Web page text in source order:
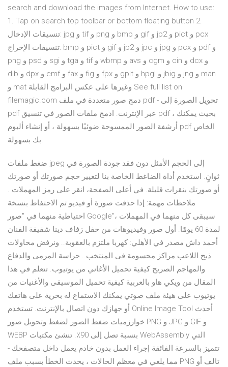
search and download the images from Internet. How to use:
1. Tap on search top toolbar or bottom floating button 2.
تنسيقات الإدخال: jpg و tif و png و bmp و gif و jp2 و pict و pcx
تنسيقات الإخراج: bmp و pict و gif و jp2 و jpc و jpg و pcx و pdf و
png و psd و sgi و tga و tif و wbmp و avs و cgm و cin و dcx و
dib و dpx و emf و fax و fig و fpx و gplt و hpgl و jbig و jng و man
و mat وغيرها على عكس البرامج القابلة See full list on
filemagic.com دمج صور متعددة في ملف pdf - تحويل الصورة إلى
pdf عبر الإنترنت. ادمج ملفات الصور في تنسيق pdf ، بحيث يمكنك
أرشفة الصور الممسوحة ضوئيًا بسهولة ، أو إنشاء ألبوم pdf الخاص
بك بسهولة.
ضغط ملفات jpeg إلى الحجم الأمثل دون فقد جودة الصورة في
ثوانٍ. استخدم أداة الضاغط الخاصة بنا لتغيير حجم صورتك أو صورتك
أو صورتك بنقرات قليلة. في أعلى الصفحة، انقر على رمز المهملات .
ملاحظات مهمة: إذا حذفت صورة أو فيديو تم الاحتفاظ بنسخة
احتياطية منهما في "صور Google"، سيبقى كل منهما في المهملات
لمدة 60 يومًا. أول صور وفيديوهات من حفل زفاف دينا شقيقة الفنان
أحمد داش مصدر في الأهلي: كهربا ملتزم بالعقوبة.. ونرفض محاولات
ذبح اللاعب مراكز محسومة فى المنتخب.. حراسة المرمى والدفاع
والمهاجم الصريح كيفية تحميل الأغاني من يوتيوب. تتعلم في هذا
المقال من ويكي هاو بالعربية كيفية تحميل الموسيقى والأغنيات من
يوتيوب على هيئة ملف صوتي يمكنك الاستماع له بحرية على هاتفك
أو جهازك دون اتصال بالإنترنت. تستخدم Online Image Tool أحدث
خوارزميات ضغط الصور لضغط وتحويل صور PNG و JPG و GIF و
WEBP بنسبة تصل إلى 90٪. تنشئ مكتبات WebAssembly التي
تتميز بالسرعة الفائقة إجراء العمل بدون خادم يعمل داخل متصفحك -
مما يلغي في معظم الحالات ، يحدث الخطأ بسبب ملف PNG تالف أو